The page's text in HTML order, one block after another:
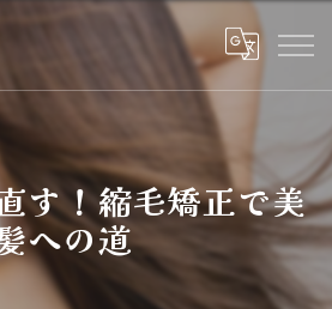
す！縮毛矯正で美
への道